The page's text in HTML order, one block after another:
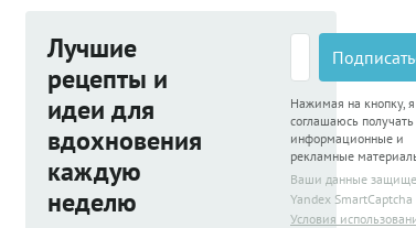
Лучшие
рецепты и
идеи для
вдохновения
каждую
неделю
Нажимая на кнопку, я
соглашаюсь получать
информационные и
рекламные
Ваши данные
Yandex SmartCaptcha
Условия